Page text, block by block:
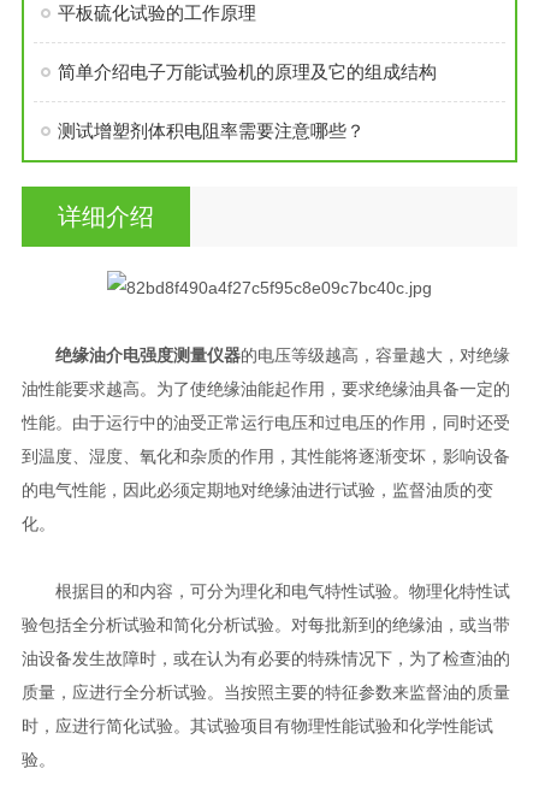
平板硫化试验的工作原理
简单介绍电子万能试验机的原理及它的组成结构
测试增塑剂体积电阻率需要注意哪些？
详细介绍
绝缘油介电强度测量仪器的电压等级越高，容量越大，对绝缘
油性能要求越高。为了使绝缘油能起作用，要求绝缘油具备一定的
性能。由于运行中的油受正常运行电压和过电压的作用，同时还受
到温度、湿度、氧化和杂质的作用，其性能将逐渐变坏，影响设备
的电气性能，因此必须定期地对绝缘油进行试验，监督油质的变
化。
根据目的和内容，可分为理化和电气特性试验。物理化特性试
验包括全分析试验和简化分析试验。对每批新到的绝缘油，或当带
油设备发生故障时，或在认为有必要的特殊情况下，为了检查油的
质量，应进行全分析试验。当按照主要的特征参数来监督油的质量
时，应进行简化试验。其试验项目有物理性能试验和化学性能试
验。